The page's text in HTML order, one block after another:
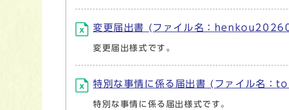
変更届出書 (ファイル名：
変更届出様式です。
特別な事情に係る届出書 (ファイル名
特別な事情に係る届出様式です。